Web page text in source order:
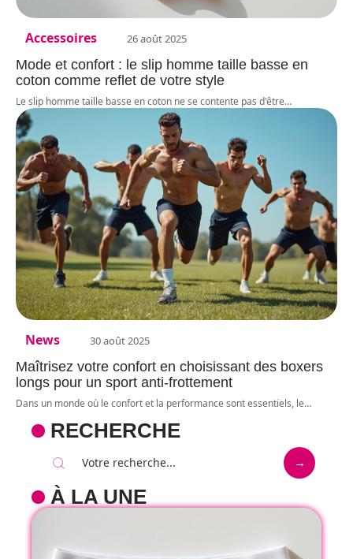
Accessoires 26 août 2025
Mode et confort : le slip homme taille basse en
coton comme reflet de votre style
Le slip homme taille basse en coton ne se contente pas d'être…
News 30 août 2025
Maîtrisez votre confort en choisissant des boxers
longs pour un sport anti-frottement
Dans un monde où le confort et la performance sont essentiels, le…
RECHERCHE
À LA UNE